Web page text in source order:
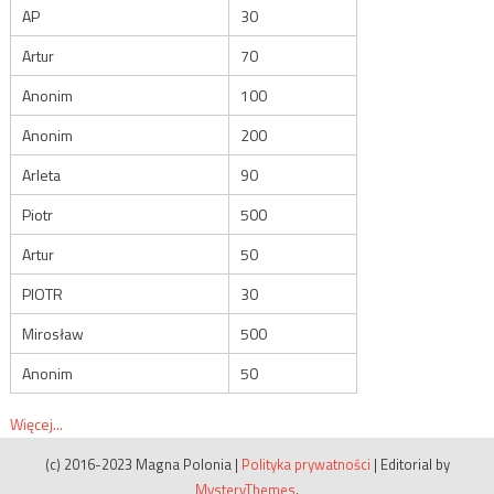
AP
30
Artur
70
Anonim
100
Anonim
200
Arleta
90
Piotr
500
Artur
50
PIOTR
30
Mirosław
500
Anonim
50
Więcej...
(c) 2016-2023 Magna Polonia | Polityka prywatności | Editorial by